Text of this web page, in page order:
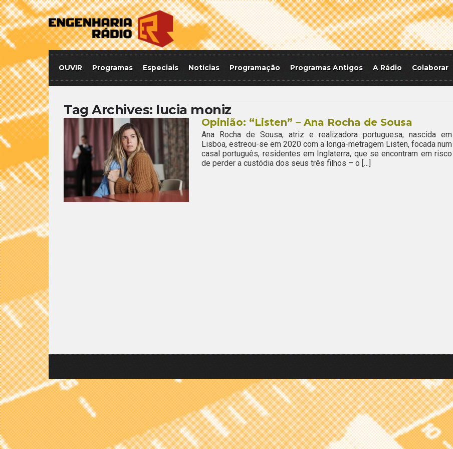
OUVIR Programas Especiais Notícias Programação Programas Antigos A Rádio Colaborar
Tag Archives: lucia moniz
Opinião: “Listen” – Ana Rocha de Sousa
Ana Rocha de Sousa, atriz e realizadora portuguesa, nascida em
Lisboa, estreou-se em 2020 com a longa-metragem Listen, focada num
casal português, residentes em Inglaterra, que se encontram em risco
de perder a custódia dos seus três filhos – o […]